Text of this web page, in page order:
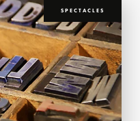
SPECTACLES